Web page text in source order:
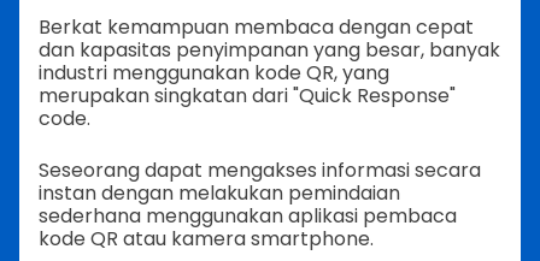
Berkat kemampuan membaca dengan cepat
dan kapasitas penyimpanan yang besar, banyak
industri menggunakan kode QR, yang
merupakan singkatan dari "Quick Response"
code.
Seseorang dapat mengakses informasi secara
instan dengan melakukan pemindaian
sederhana menggunakan aplikasi pembaca
kode QR atau kamera smartphone.